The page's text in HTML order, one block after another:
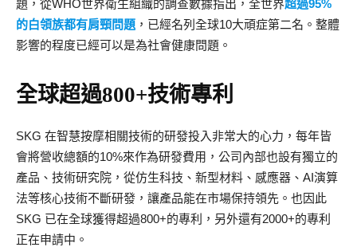
題，從WHO世界衛生組織的調查數據指出，全世界超過95%
的白領族都有肩頸問題 ，已經名列全球10大頑症第二名。整體
影響的程度已經可以是為社會健康問題。
全球超過800+技術專利
SKG 在智慧按摩相關技術的研發投入非常大的心力，每年皆
會將營收總額的10%來作為研發費用，公司內部也設有獨立的
產品、技術研究院，從仿生科技、新型材料、感應器、AI演算
法等核心技術不斷研發，讓產品能在市場保持領先。也因此
SKG 已在全球獲得超過800+的專利，另外還有2000+的專利
正在申請中。